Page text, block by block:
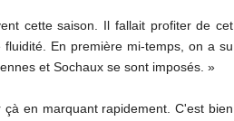
cette saison. Il fallait profiter de cet
En première mi-temps, on a su
et Sochaux se sont imposés. »
en marquant rapidement. C'est bien